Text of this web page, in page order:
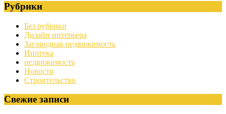
Рубрики
Без рубрики
Дизайн интерьера
Загородная недвижимость
Ипотека
недвижимость
Новости
Строительство
Свежие записи